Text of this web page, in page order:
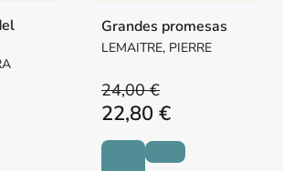
Grandes promesas
LEMAITRE, PIERRE
24,00 €
22,80 €